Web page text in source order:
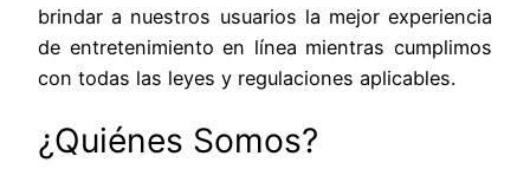
brindar a nuestros usuarios la mejor experiencia
de entretenimiento en línea mientras cumplimos
con todas las leyes y regulaciones aplicables.
¿Quiénes Somos?